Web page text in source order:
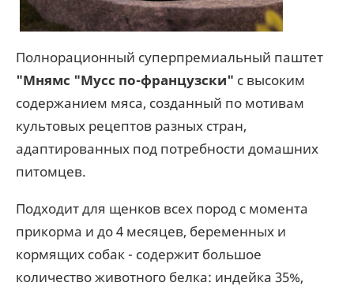
Полнорационный суперпремиальный паштет
"Мнямс "Мусс по-французски" с высоким
содержанием мяса, созданный по мотивам
культовых рецептов разных стран,
адаптированных под потребности домашних
питомцев.
Подходит для щенков всех пород с момента
прикорма и до 4 месяцев, беременных и
кормящих собак - содержит большое
количество животного белка: индейка 35%,